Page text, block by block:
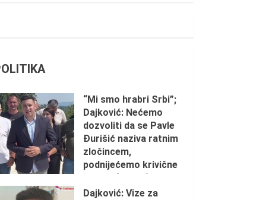
“Mi smo hrabri Srbi”;
Dajković: Nećemo
dozvoliti da se Pavle
Đurišić naziva ratnim
zločincem,
podnijećemo krivične
prijave (VIDEO)
8. AUGUST 2026.
Dajković: Vize za